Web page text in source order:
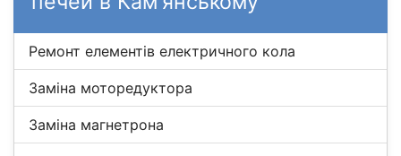
Ремонт елементів електричного кола
Заміна моторедуктора
Заміна магнетрона